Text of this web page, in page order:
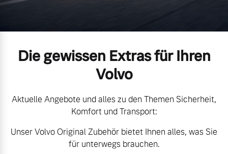
Aktuelle Zubehörangebote
Service by Volvo
Die gewissen Extras für Ihren
Volvo
Aktuelle Angebote und alles zu den Themen Sicherheit,
Komfort und Transport:
Unser Volvo Original Zubehör bietet Ihnen alles, was Sie
für unterwegs brauchen.